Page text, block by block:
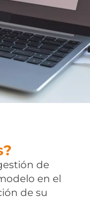
de
en el
de su